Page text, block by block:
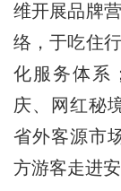
维开展品牌
络，于吃住
化服务体系
庆、网红秘
省外客源市
方游客走进